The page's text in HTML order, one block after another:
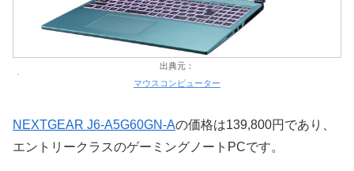
出典元：
マウスコンピューター
NEXTGEAR J6-A5G60GN-Aの価格は139,800円であり、
エントリークラスのゲーミングノートPCです。